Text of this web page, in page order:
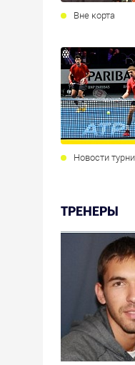
Вне корта
Новости
ТРЕНЕРЫ